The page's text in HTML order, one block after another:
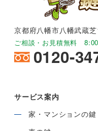
京都府八幡市八幡武蔵
ご相談・お見積無料
0120-
サービス案内
家・マンションの鍵